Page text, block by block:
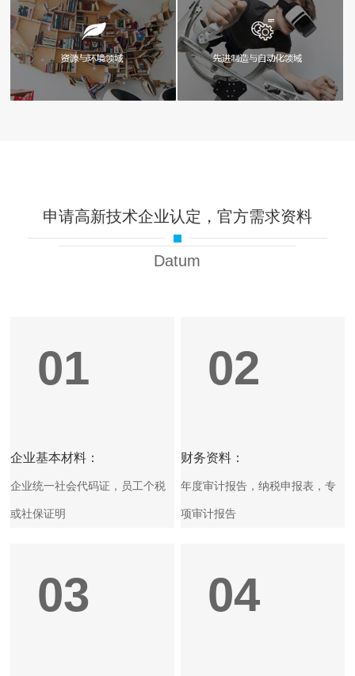
申请高新技术企业认定，官方需求资料
Datum
01
企业基本材料：
企业统一社会代码证，员工个税
或社保证明
02
财务资料：
年度审计报告，纳税申报表，专
项审计报告
03 04